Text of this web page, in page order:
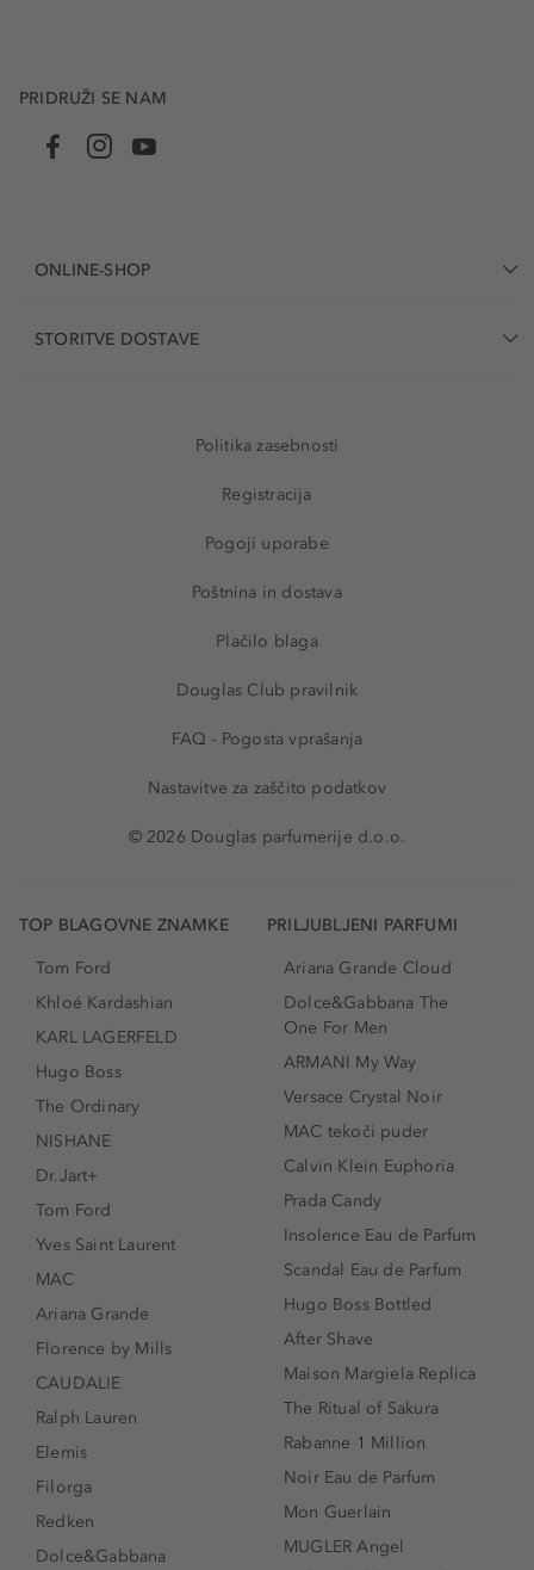
PRIDRUŽI SE NAM
ONLINE-SHOP
STORITVE DOSTAVE
Politika zasebnosti
Registracija
Pogoji uporabe
Poštnina in dostava
Plačilo blaga
Douglas Club pravilnik
FAQ - Pogosta vprašanja
Nastavitve za zaščito podatkov
© 2026 Douglas parfumerije d.o.o.
TOP BLAGOVNE ZNAMKE
Tom Ford
Khloé Kardashian
KARL LAGERFELD
Hugo Boss
The Ordinary
NISHANE
Dr.Jart+
Tom Ford
Yves Saint Laurent
MAC
Ariana Grande
Florence by Mills
CAUDALIE
Ralph Lauren
Elemis
Filorga
Redken
Dolce&Gabbana
PRILJUBLJENI PARFUMI
Ariana Grande Cloud
Dolce&Gabbana The
One For Men
ARMANI My Way
Versace Crystal Noir
MAC tekoči puder
Calvin Klein Euphoria
Prada Candy
Insolence Eau de Parfum
Scandal Eau de Parfum
Hugo Boss Bottled
After Shave
Maison Margiela Replica
The Ritual of Sakura
Rabanne 1 Million
Noir Eau de Parfum
Mon Guerlain
MUGLER Angel